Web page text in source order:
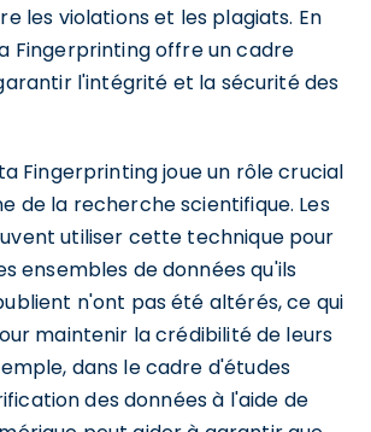
les violations et les plagiats. En
Fingerprinting offre un cadre
l'intégrité et la sécurité des
Fingerprinting joue un rôle crucial
de la recherche scientifique. Les
utiliser cette technique pour
ensembles de données qu'ils
n'ont pas été altérés, ce qui
maintenir la crédibilité de leurs
dans le cadre d'études
des données à l'aide de